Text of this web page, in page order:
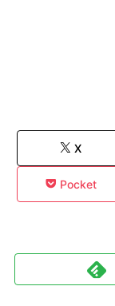
X
Pocket